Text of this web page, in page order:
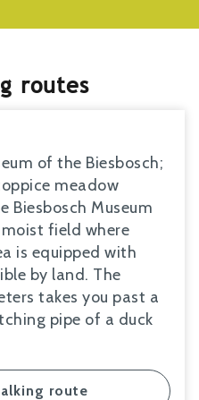
routes
of the Biesbosch;
meadow
Museum
field where
is equipped with
by land. The
takes you past a
pipe of a duck
route